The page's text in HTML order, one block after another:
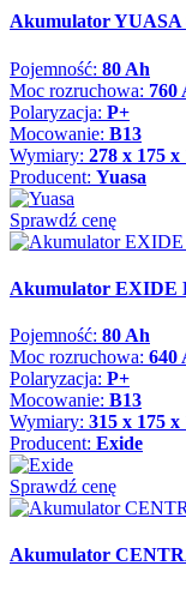
Akumulator YUASA
Pojemność: 80 Ah
Moc rozruchowa: 760
Polaryzacja: P+
Mocowanie: B13
Wymiary: 278 x 175 x
Producent: Yuasa
Sprawdź cenę
Akumulator EXIDE
Pojemność: 80 Ah
Moc rozruchowa: 640
Polaryzacja: P+
Mocowanie: B13
Wymiary: 315 x 175 x
Producent: Exide
Sprawdź cenę
Akumulator